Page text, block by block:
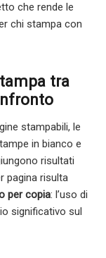
che rende le
chi stampa con
tra
stampabili, le
in bianco e
risultati
pagina risulta
per copia: l’uso di
significativo sul